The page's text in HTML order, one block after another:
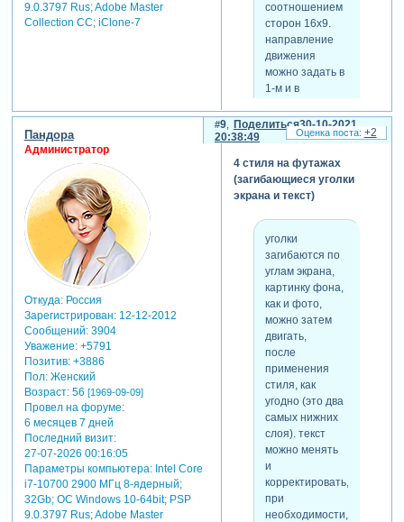
9.0.3797 Rus; Adobe Master
Collection СС; iClone-7
соотношением
сторон 16х9.
направление
движения
можно задать в
1-м и в
управляющего
слоя,
слайда.
скрытый
Поделиться
9
30-10-2021
20:38:49
Пандора
Администратор
Откуда:Россия
Зарегистрирован: 12-12-2012
Сообщений:3904
Уважение: +5791
Позитив: +3886
Пол:Женский
Возраст:56 [1969-09-09]
Провел на форуме:
6 месяцев 7 дней
Последний визит:
27-07-2026 00:16:05
Параметры компьютера:Intel Core
i7-10700 2900 МГц 8-ядерный;
32Gb; ОС Windows 10-64bit; PSP
9.0.3797 Rus; Adobe Master
4 стиля на футажах
(загибающиеся уголки
экрана и текст)
уголки
загибаются по
углам экрана,
картинку фона,
как и фото,
можно затем
двигать,
после
применения
стиля, как
угодно (это два
самых нижних
слоя). текст
можно менять
и
корректировать,
при
необходимости,
+2